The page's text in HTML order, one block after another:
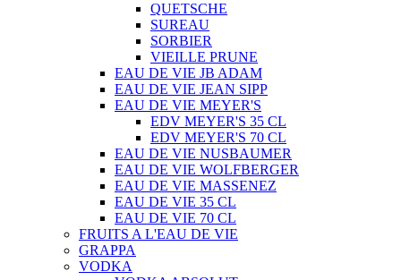
QUETSCHE
SUREAU
SORBIER
VIEILLE PRUNE
EAU DE VIE JB ADAM
EAU DE VIE JEAN SIPP
EAU DE VIE MEYER'S
EDV MEYER'S 35 CL
EDV MEYER'S 70 CL
EAU DE VIE NUSBAUMER
EAU DE VIE WOLFBERGER
EAU DE VIE MASSENEZ
EAU DE VIE 35 CL
EAU DE VIE 70 CL
FRUITS A L'EAU DE VIE
GRAPPA
VODKA